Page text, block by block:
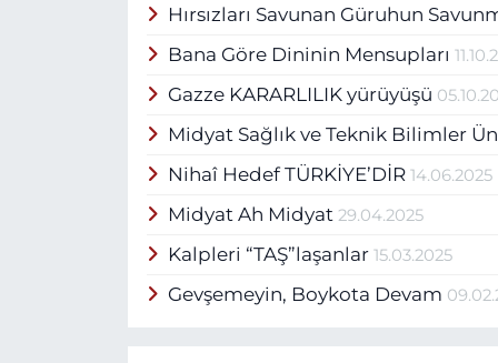
adlı eseri de dâhil olmak
Hırsızları Savunan Güruhun
Bana Göre Dininin Mensupları
Gazze KARARLILIK yürüyüşü
Midyat Sağlık ve Teknik Bilimler
Nihaî Hedef TÜRKİYE’DİR14.06.2025
Midyat Ah Midyat29.04.2025
Kalpleri “TAŞ”laşanlar15.03.2025
Gevşemeyin, Boykota Devam